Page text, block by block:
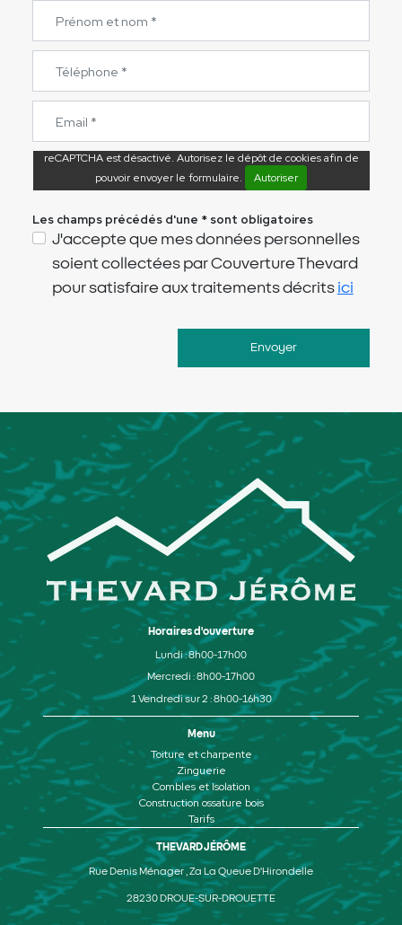
reCAPTCHA est désactivé. Autorisez le dépôt de cookies afin de
pouvoir envoyer le formulaire.
Autoriser
Les champs précédés d'une * sont obligatoires
J'accepte que mes données personnelles
soient collectées par Couverture Thevard
pour satisfaire aux traitements décrits ici
Envoyer
Horaires d'ouverture
Lundi : 8h00-17h00
Mercredi : 8h00-17h00
1 Vendredi sur 2 : 8h00-16h30
Menu
Toiture et charpente
Zinguerie
Combles et Isolation
Construction ossature bois
Tarifs
THEVARD JÉRÔME
Rue Denis Ménager , Za La Queue D'Hirondelle
28230 DROUE-SUR-DROUETTE